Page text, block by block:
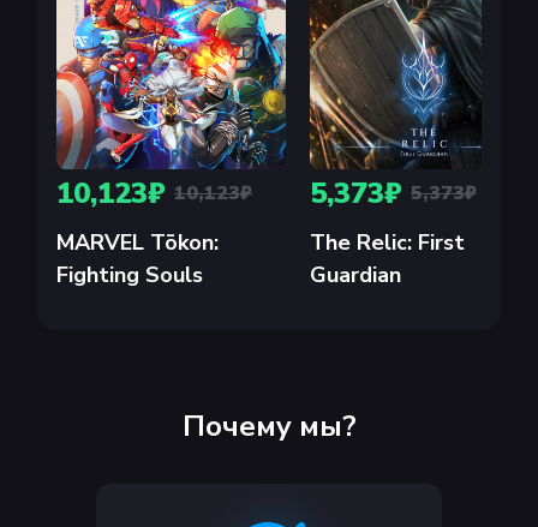
10,123₽ 10,123₽
MARVEL Tōkon:
Fighting Souls
5,373₽ 5,373₽
The Relic: First
Guardian
Почему мы?